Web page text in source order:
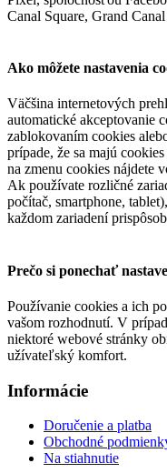
Canal Square, Grand
Ako môžete nastavenia
Väčšina internetových
automatické akceptovanie
zablokovaním cookies
prípade, že sa majú
na zmenu cookies nájdete
Ak používate rozličné
počítač, smartphone,
každom zariadení
Prečo si ponechať
Používanie cookies a ich
vašom rozhodnutí. V
niektoré webové stránky
užívateľský komfort.
Informácie
Doručenie a platba
Obchodné
Na stiahnutie